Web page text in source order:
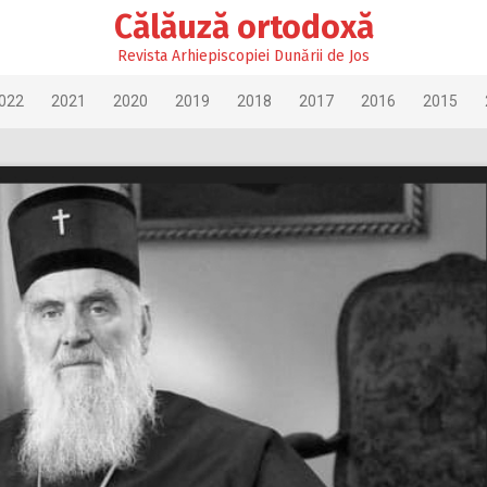
Călăuză ortodoxă
Revista Arhiepiscopiei Dunării de Jos
2021 2020 2019 2018 2017 2016 2015